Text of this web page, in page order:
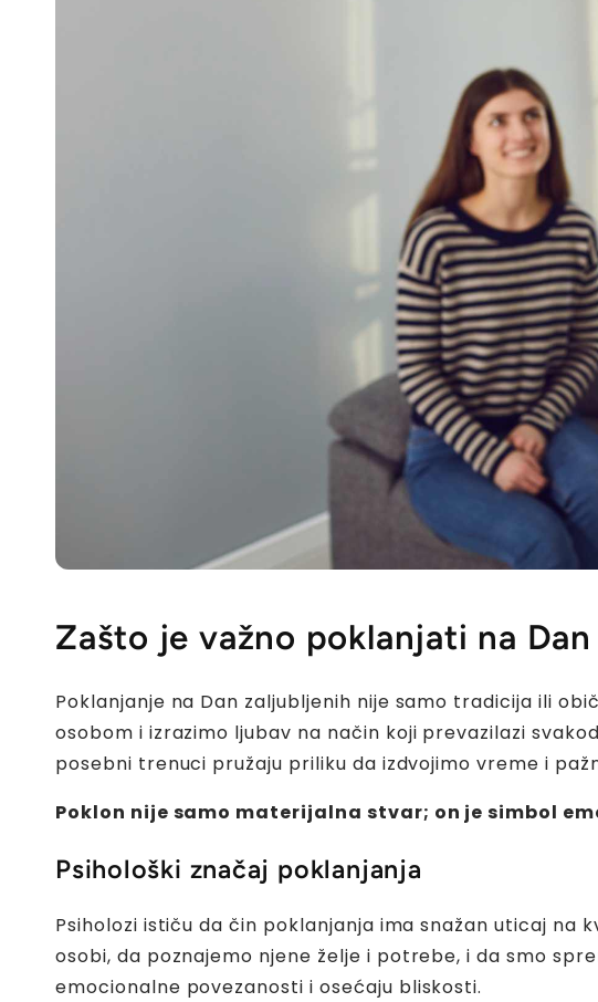
Zašto je važno poklanjati na
Poklanjanje na Dan zaljubljenih nije samo tradicija ili
osobom i izrazimo ljubav na način koji prevazilazi
posebni trenuci pružaju priliku da izdvojimo vreme i
Poklon nije samo materijalna stvar; on je simbol
Psihološki značaj poklanjanja
Psiholozi ističu da čin poklanjanja ima snažan uticaj na
osobi, da poznajemo njene želje i potrebe, i da smo
emocionalne povezanosti i osećaju bliskosti.